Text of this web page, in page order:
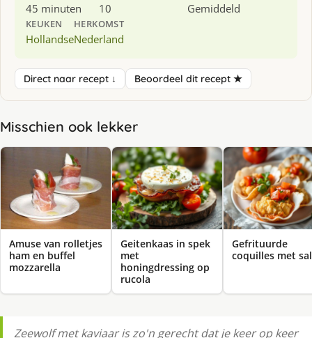
45 minuten 10 Gemiddeld
KEUKEN
Hollandse
HERKOMST
Nederland
Direct naar recept ↓ Beoordeel dit recept ★
Misschien ook lekker
Amuse van rolletjes
ham en buffel
mozzarella
Geitenkaas in spek
met
honingdressing op
rucola
Gefrituurde
coquilles met
Zeewolf met kaviaar is zo'n gerecht dat je keer op keer